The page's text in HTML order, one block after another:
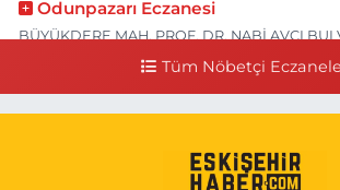
Odunpazarı Eczanesi
BÜYÜKDERE MAH. PROF. DR. NABİ AVCI
YENİDOĞAN MH.ŞEHİT SERKAN ÖZAYDIN
Tüm Nöbetçi